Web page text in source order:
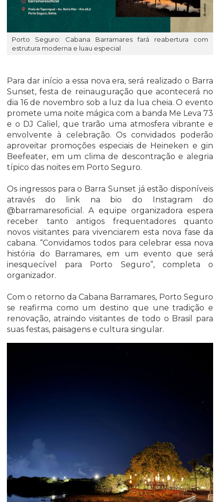
Porto Seguro: Cabana Barramares fará reabertura com
estrutura moderna e luau especial
Para dar início a essa nova era, será realizado o Barra
Sunset, festa de reinauguração que acontecerá no
dia 16 de novembro sob a luz da lua cheia. O evento
promete uma noite mágica com a banda Me Leva 73
e o DJ Caliel, que trarão uma atmosfera vibrante e
envolvente à celebração. Os convidados poderão
aproveitar promoções especiais de Heineken e gin
Beefeater, em um clima de descontração e alegria
típico das noites em Porto Seguro.
Os ingressos para o Barra Sunset já estão disponíveis
através do link na bio do Instagram do
@barramaresoficial. A equipe organizadora espera
receber tanto antigos frequentadores quanto
novos visitantes para vivenciarem esta nova fase da
cabana. “Convidamos todos para celebrar essa nova
história do Barramares, em um evento que será
inesquecível para Porto Seguro”, completa o
organizador.
Com o retorno da Cabana Barramares, Porto Seguro
se reafirma como um destino que une tradição e
renovação, atraindo visitantes de todo o Brasil para
suas festas, paisagens e cultura singular.